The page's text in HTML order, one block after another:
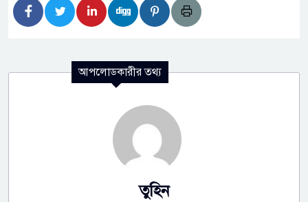
আপলোডকারীর তথ্য
তুহিন